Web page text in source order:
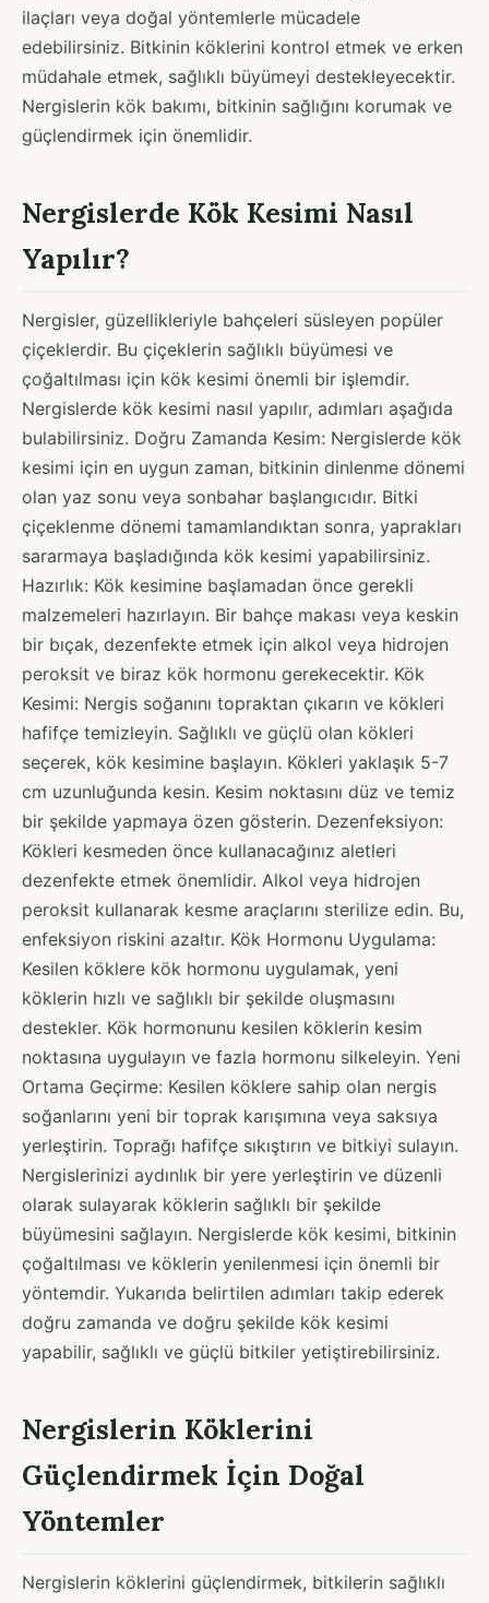
ilaçları veya doğal yöntemlerle mücadele
edebilirsiniz. Bitkinin köklerini kontrol etmek ve erken
müdahale etmek, sağlıklı büyümeyi destekleyecektir.
Nergislerin kök bakımı, bitkinin sağlığını korumak ve
güçlendirmek için önemlidir.
Nergislerde Kök Kesimi Nasıl
Yapılır?
Nergisler, güzellikleriyle bahçeleri süsleyen popüler
çiçeklerdir. Bu çiçeklerin sağlıklı büyümesi ve
çoğaltılması için kök kesimi önemli bir işlemdir.
Nergislerde kök kesimi nasıl yapılır, adımları aşağıda
bulabilirsiniz. Doğru Zamanda Kesim: Nergislerde kök
kesimi için en uygun zaman, bitkinin dinlenme dönemi
olan yaz sonu veya sonbahar başlangıcıdır. Bitki
çiçeklenme dönemi tamamlandıktan sonra, yaprakları
sararmaya başladığında kök kesimi yapabilirsiniz.
Hazırlık: Kök kesimine başlamadan önce gerekli
malzemeleri hazırlayın. Bir bahçe makası veya keskin
bir bıçak, dezenfekte etmek için alkol veya hidrojen
peroksit ve biraz kök hormonu gerekecektir. Kök
Kesimi: Nergis soğanını topraktan çıkarın ve kökleri
hafifçe temizleyin. Sağlıklı ve güçlü olan kökleri
seçerek, kök kesimine başlayın. Kökleri yaklaşık 5-7
cm uzunluğunda kesin. Kesim noktasını düz ve temiz
bir şekilde yapmaya özen gösterin. Dezenfeksiyon:
Kökleri kesmeden önce kullanacağınız aletleri
dezenfekte etmek önemlidir. Alkol veya hidrojen
peroksit kullanarak kesme araçlarını sterilize edin. Bu,
enfeksiyon riskini azaltır. Kök Hormonu Uygulama:
Kesilen köklere kök hormonu uygulamak, yeni
köklerin hızlı ve sağlıklı bir şekilde oluşmasını
destekler. Kök hormonunu kesilen köklerin kesim
noktasına uygulayın ve fazla hormonu silkeleyin. Yeni
Ortama Geçirme: Kesilen köklere sahip olan nergis
soğanlarını yeni bir toprak karışımına veya saksıya
yerleştirin. Toprağı hafifçe sıkıştırın ve bitkiyi sulayın.
Nergislerinizi aydınlık bir yere yerleştirin ve düzenli
olarak sulayarak köklerin sağlıklı bir şekilde
büyümesini sağlayın. Nergislerde kök kesimi, bitkinin
çoğaltılması ve köklerin yenilenmesi için önemli bir
yöntemdir. Yukarıda belirtilen adımları takip ederek
doğru zamanda ve doğru şekilde kök kesimi
yapabilir, sağlıklı ve güçlü bitkiler yetiştirebilirsiniz.
Nergislerin Köklerini
Güçlendirmek İçin Doğal
Yöntemler
Nergislerin köklerini güçlendirmek, bitkilerin sağlıklı